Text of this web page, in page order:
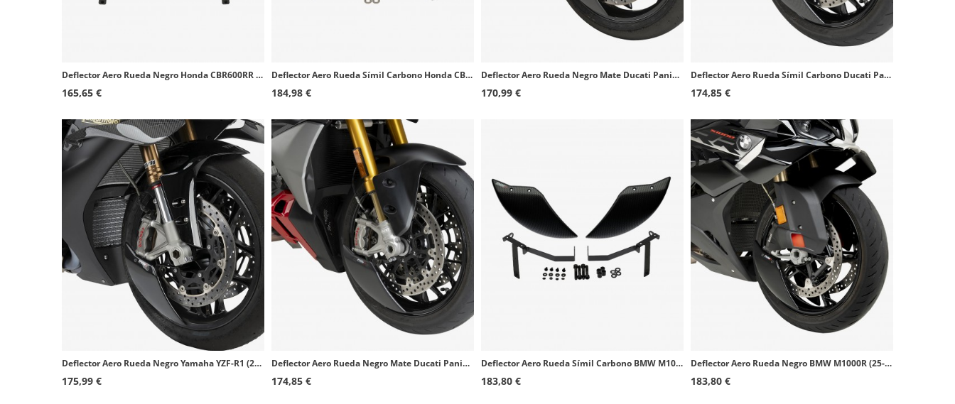
Deflector Aero Rueda Negro Honda CBR600RR (13-16, 23-25) Puig 22695N
165,65 €
Deflector Aero Rueda Símil Carbono Honda CB1000 Hornet (25-26) Puig 22666C
184,98 €
Deflector Aero Rueda Negro Mate Ducati Panigale V4 (25-26) Puig 22797J
170,99 €
Deflector Aero Rueda Símil Carbono Ducati Panigale V2 S, Streetfighter V2 (25-26) Puig 22742C
174,85 €
Deflector Aero Rueda Negro Yamaha YZF-R1 (25) Puig 22667N
175,99 €
Deflector Aero Rueda Negro Mate Ducati Panigale V2 S, Streetfighter V2 (25-26) Puig 22742J
174,85 €
Deflector Aero Rueda Símil Carbono BMW M1000R (25-26), S1000RR (25-26) Puig 22698C
183,80 €
Deflector Aero Rueda Negro BMW M1000R (25-26), S1000RR (25-26) Puig 22698N
183,80 €